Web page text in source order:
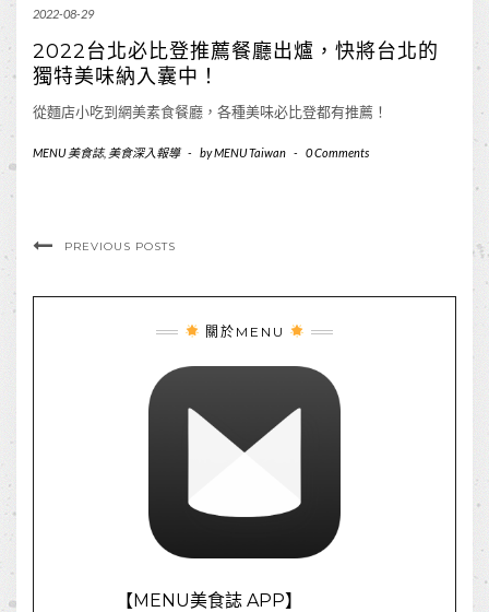
2022-08-29
2022台北必比登推薦餐廳出爐，快將台北的
獨特美味納入囊中！
從麵店小吃到網美素食餐廳，各種美味必比登都有推薦！
MENU 美食誌, 美食深入報導 - byMENU Taiwan - 0 Comments
PREVIOUS POSTS
關於MENU
【MENU美食誌 APP】